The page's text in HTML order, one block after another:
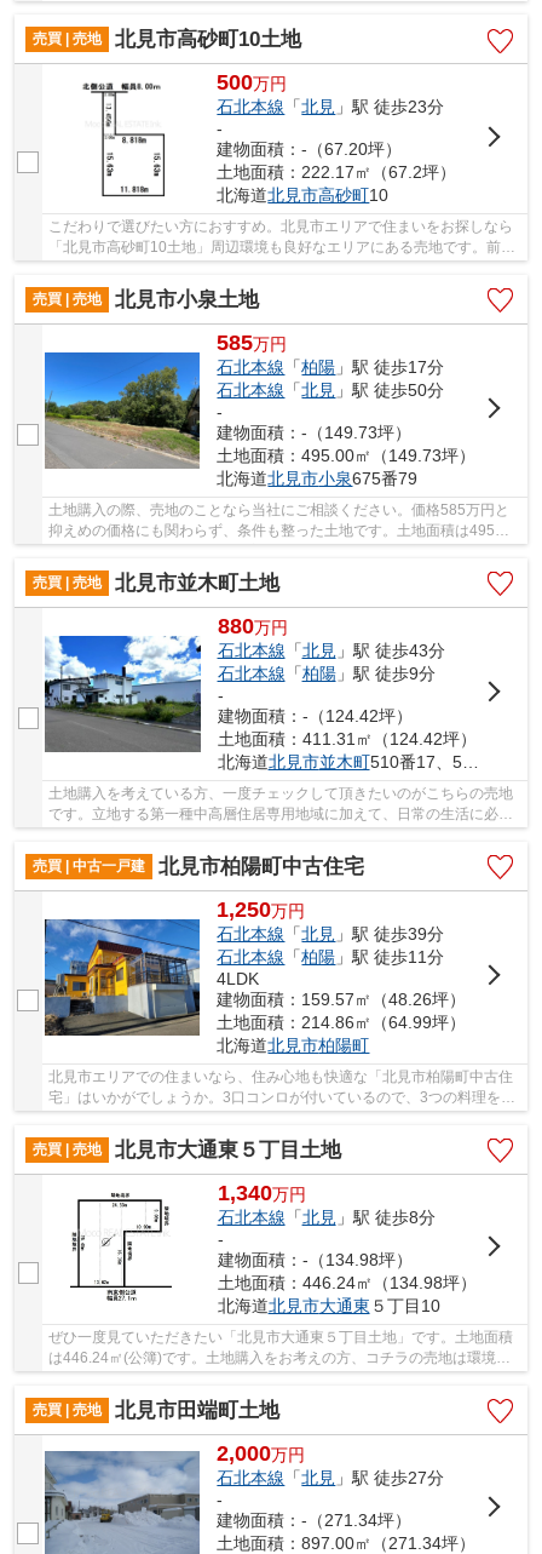
で、非常におすすめです。こちらの土地は前面道路...
売買 | 売地
北見市高砂町10土地
500万円
石北本線 「北見 」駅 徒歩23分
-
建物面積：-（67.20坪）
土地面積：222.17㎡（67.2坪）
北海道北見市高砂町10
こだわりで選びたい方におすすめ。北見市エリアで住まいをお探しなら
「北見市高砂町10土地」周辺環境も良好なエリアにある売地です。前面
売買 | 売地
北見市小泉土地
585万円
石北本線 「柏陽 」駅 徒歩17分
石北本線 「北見 」駅 徒歩50分
-
建物面積：-（149.73坪）
土地面積：495.00㎡（149.73坪）
北海道北見市小泉675番79
土地購入の際、売地のことなら当社にご相談ください。価格585万円と
抑えめの価格にも関わらず、条件も整った土地です。土地面積は495㎡
売買 | 売地
北見市並木町土地
880万円
石北本線 「北見 」駅 徒歩43分
石北本線 「柏陽」駅 徒歩9分
-
建物面積：-（124.42坪）
土地面積：411.31㎡（124.42坪）
北海道北見市並木町510番17、510番18
土地購入を考えている方、一度チェックして頂きたいのがこちらの売地
です。立地する第一種中高層住居専用地域に加えて、日常の生活に必要
売買 | 中古一戸建
北見市柏陽町中古住宅
1,250万円
石北本線 「北見 」駅 徒歩39分
石北本線 「柏陽 」駅 徒歩11分
4LDK
建物面積：159.57㎡（48.26坪）
土地面積：214.86㎡（64.99坪）
北海道北見市柏陽町
北見市エリアでの住まいなら、住み心地も快適な「北見市柏陽町中古住
宅」はいかがでしょうか。3口コンロが付いているので、3つの料理を同
売買 | 売地
北見市大通東５丁目土地
1,340万円
石北本線 「北見 」駅 徒歩8分
-
建物面積：-（134.98坪）
土地面積：446.24㎡（134.98坪）
北海道北見市大通東 ５丁目10
ぜひ一度見ていただきたい「北見市大通東５丁目土地」です。土地面積
は446.24㎡(公簿)です。土地購入をお考えの方、コチラの売地は環境も
良くておすすめです。平坦地なので、工事自体...
売買 | 売地
北見市田端町土地
2,000万円
石北本線 「北見 」駅 徒歩27分
-
建物面積：-（271.34坪）
土地面積：897.00㎡（271.34坪）